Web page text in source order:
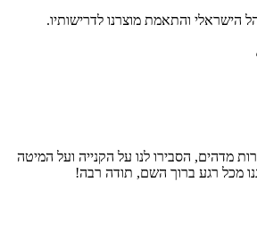
הישראלי והתאמת מוצרנו לדרישותיו.
מדהים, הסבירו לנו על הקנייה ועל המיטה
מכל רגע ברוך השם, תודה רבה!